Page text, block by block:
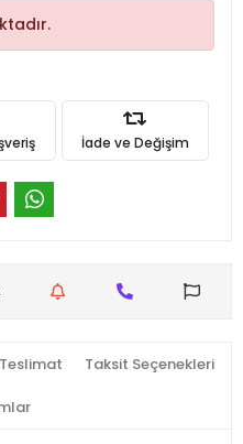
İade ve Değişim
Taksit Seçenekleri